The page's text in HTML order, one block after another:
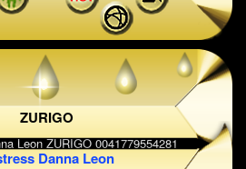
ZURIGO
Danna Leon